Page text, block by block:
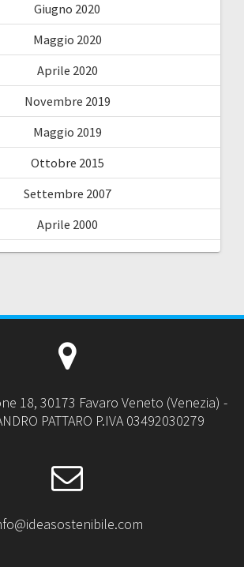
Giugno 2020
Maggio 2020
Aprile 2020
Novembre 2019
Maggio 2019
Ottobre 2015
Settembre 2007
Aprile 2000
18, 30173 Favaro Veneto (Venezia) -
PATTARO P.IVA 03492030279